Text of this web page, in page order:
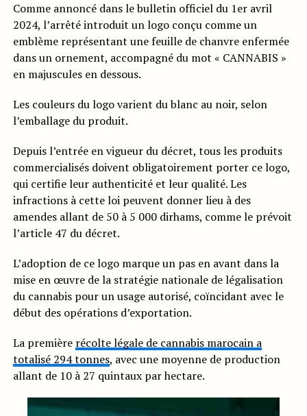
Comme annoncé dans le bulletin officiel du 1er avril
2024, l’arrêté introduit un logo conçu comme un
emblème représentant une feuille de chanvre enfermée
dans un ornement, accompagné du mot « CANNABIS »
en majuscules en dessous.
Les couleurs du logo varient du blanc au noir, selon
l’emballage du produit.
Depuis l’entrée en vigueur du décret, tous les produits
commercialisés doivent obligatoirement porter ce logo,
qui certifie leur authenticité et leur qualité. Les
infractions à cette loi peuvent donner lieu à des
amendes allant de 50 à 5 000 dirhams, comme le prévoit
l’article 47 du décret.
L’adoption de ce logo marque un pas en avant dans la
mise en œuvre de la stratégie nationale de légalisation
du cannabis pour un usage autorisé, coïncidant avec le
début des opérations d’exportation.
La première récolte légale de cannabis marocain a
totalisé 294 tonnes, avec une moyenne de production
allant de 10 à 27 quintaux par hectare.